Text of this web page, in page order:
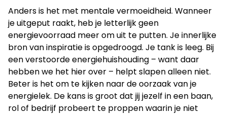
Anders is het met mentale vermoeidheid. Wanneer
je uitgeput raakt, heb je letterlijk geen
energievoorraad meer om uit te putten. Je innerlijke
bron van inspiratie is opgedroogd. Je tank is leeg. Bij
een verstoorde energiehuishouding – want daar
hebben we het hier over – helpt slapen alleen niet.
Beter is het om te kijken naar de oorzaak van je
energielek. De kans is groot dat jij jezelf in een baan,
rol of bedrijf probeert te proppen waarin je niet